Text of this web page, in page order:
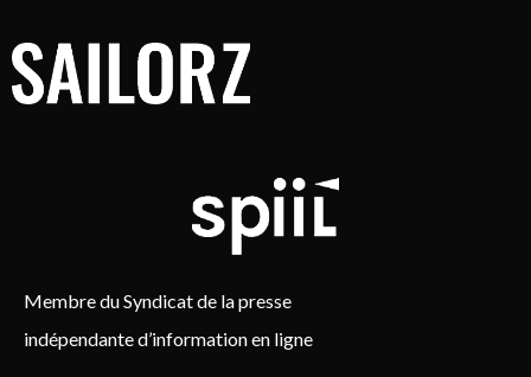
Membre du Syndicat de la presse
indépendante d’information en ligne